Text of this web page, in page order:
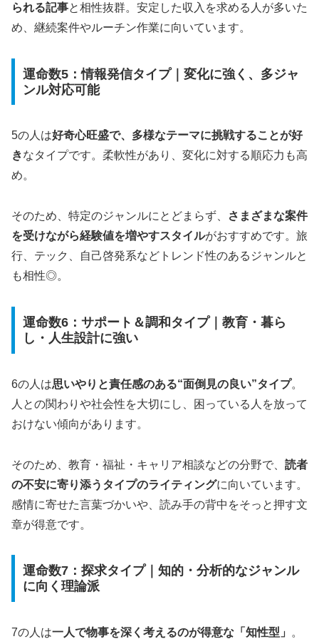
られる記事と相性抜群。安定した収入を求める人が多いた
め、継続案件やルーチン作業に向いています。
運命数5：情報発信タイプ｜変化に強く、多ジャ
ンル対応可能
5の人は好奇心旺盛で、多様なテーマに挑戦することが好
きなタイプです。柔軟性があり、変化に対する順応力も高
め。
そのため、特定のジャンルにとどまらず、
さまざまな案件
を受けながら経験値を増やすスタイルがおすすめです。旅
行、テック、自己啓発系などトレンド性のあるジャンルと
も相性◎。
運命数6：サポート＆調和タイプ｜教育・暮ら
し・人生設計に強い
6の人は思いやりと責任感のある“面倒見の良い”タイプ。
人との関わりや社会性を大切にし、困っている人を放って
おけない傾向があります。
そのため、教育・福祉・キャリア相談などの分野で、 読者
の不安に寄り添うタイプのライティングに向いています。
感情に寄せた言葉づかいや、読み手の背中をそっと押す文
章が得意です。
運命数7：探求タイプ｜知的・分析的なジャンル
に向く理論派
7の人は一人で物事を深く考えるのが得意な「知性型」 。